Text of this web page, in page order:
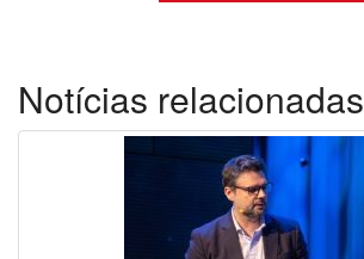
Notícias relacionadas